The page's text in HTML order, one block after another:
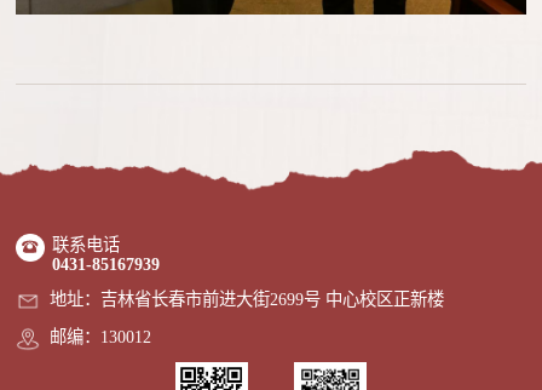
联系电话
0431-85167939
地址：吉林省长春市前进大街2699号 中心校区正新楼
邮编：130012